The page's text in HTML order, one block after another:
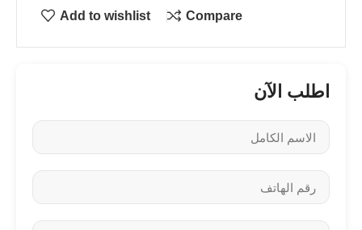
Add to wishlist Compare
اطلب الآن